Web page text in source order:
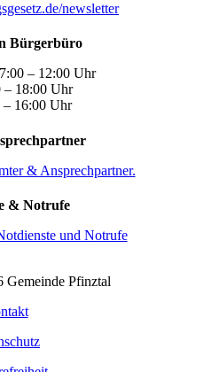
newsletter
Bürgerbüro
– 12:00 Uhr
– 18:00 Uhr
16:00 Uhr
& Ansprechpartner.
& Notrufe
und Notrufe
Gemeinde Pfinztal